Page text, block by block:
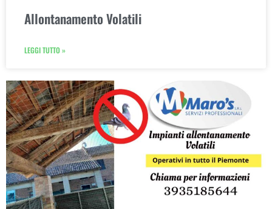
Allontanamento Volatili
LEGGI TUTTO »